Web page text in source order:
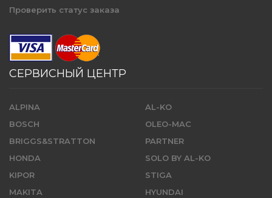
Проверить статус заказа
СЕРВИСНЫЙ ЦЕНТР
ALPINA
BOSCH
BRIGGS&STRATTON
HONDA
KIPOR
MAKITA
AL-KO
OLEO-MAC
PARTNER
SOLO BY AL-KO
STIGA
HYUNDAI